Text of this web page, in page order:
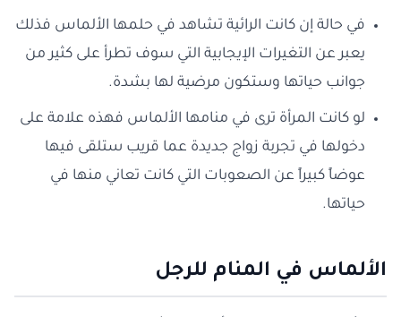
في حالة إن كانت الرائية تشاهد في حلمها الألماس فذلك
يعبر عن التغيرات الإيجابية التي سوف تطرأ على كثير من
جوانب حياتها وستكون مرضية لها بشدة.
لو كانت المرأة ترى في منامها الألماس فهذه علامة على
دخولها في تجربة زواج جديدة عما قريب ستلقى فيها
عوضاً كبيراً عن الصعوبات التي كانت تعاني منها في
حياتها.
الألماس في المنام للرجل